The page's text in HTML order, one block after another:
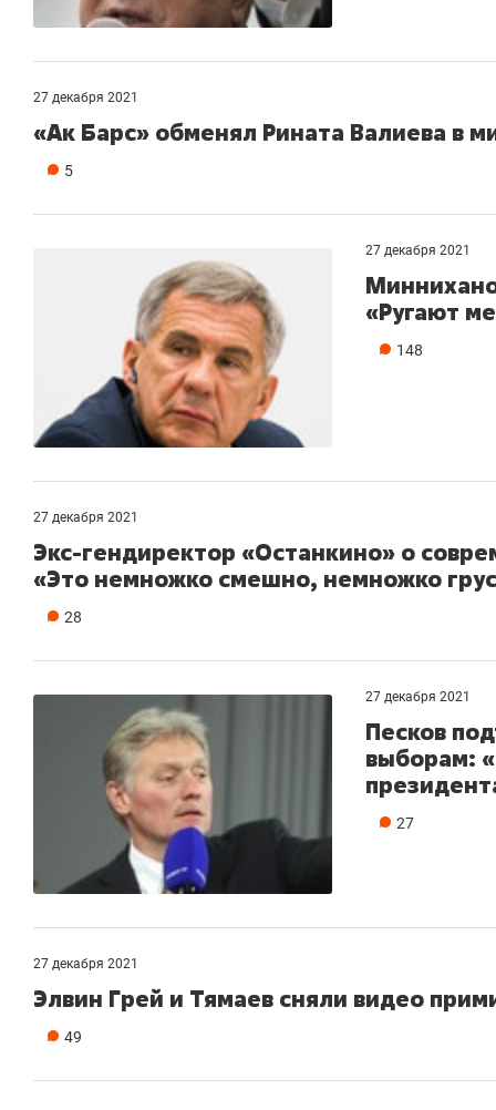
27 декабря 2021
«Ак Барс» обменял Рината Валиева в
5
27 декабря 2021
«Ругают
148
27 декабря 2021
Экс-гендиректор «Останкино» о
«Это немножко смешно, немножко
28
27 декабря 2021
Песков
выборам:
27
27 декабря 2021
Элвин Грей и Тямаев сняли видео
49